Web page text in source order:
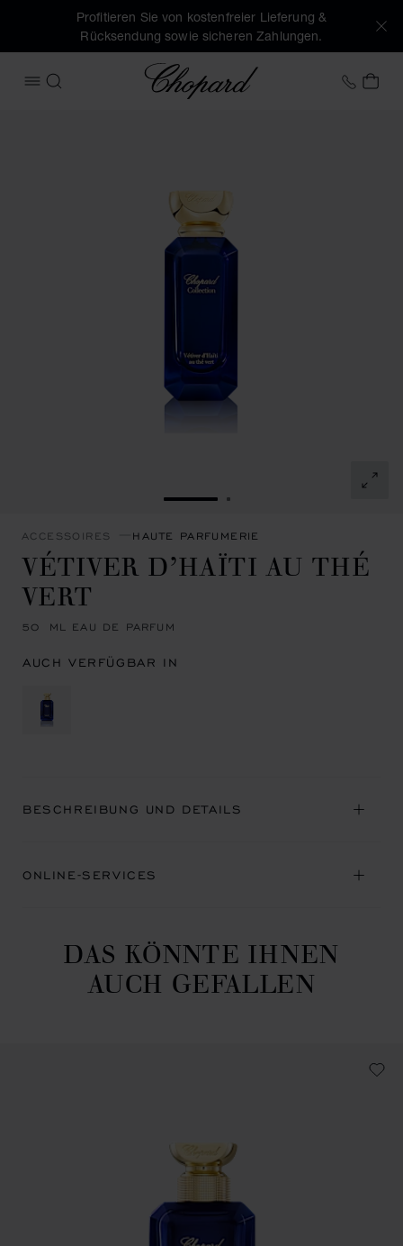
Profitieren Sie von kostenfreier Lieferung &
Rücksendung sowie sicheren Zahlungen.
MENÜ ÖFFNEN
SUCHEN
Chopard +41
ZUR FOLIE GEHEN 1
ZUR FOLIE GEHEN 2
ACCESSOIRES HAUTE PARFUMERIE
VÉTIVER D’HAÏTI AU THÉ
VERT
50 ML EAU DE PARFUM
AUCH VERFÜGBAR IN
BESCHREIBUNG UND DETAILS
ONLINE-SERVICES
DAS KÖNNTE IHNEN
AUCH GEFALLEN